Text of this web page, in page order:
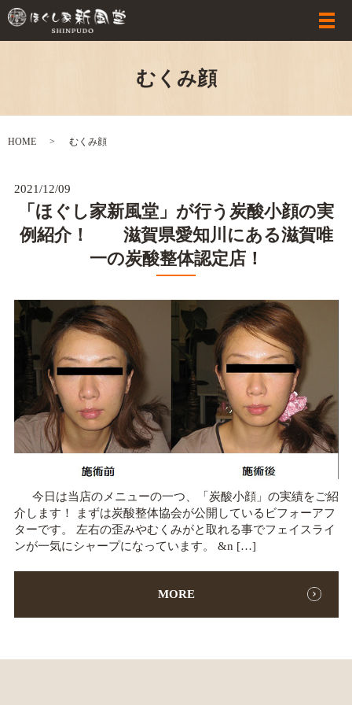
むくみ顔
HOME むくみ顔
2021/12/09
「ほぐし家新風堂」が行う炭酸小顔の実
例紹介！ 滋賀県愛知川にある滋賀唯
一の炭酸整体認定店！
今日は当店のメニューの一つ、「炭酸小顔」の実績をご紹
介します！ まずは炭酸整体協会が公開しているビフォーアフ
ターです。 左右の歪みやむくみがと取れる事でフェイスライ
ンが一気にシャープになっています。 &n […]
MORE